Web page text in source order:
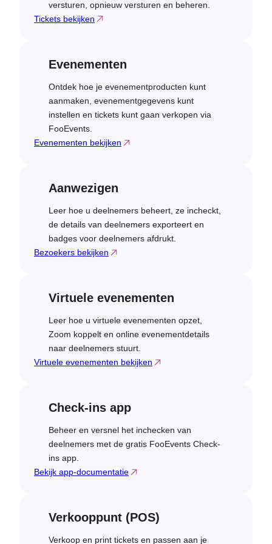
versturen, opnieuw versturen en beheren.
Tickets bekijken
Evenementen
Ontdek hoe je evenementproducten kunt
aanmaken, evenementgegevens kunt
instellen en tickets kunt gaan verkopen via
FooEvents.
Evenementen bekijken
Aanwezigen
Leer hoe u deelnemers beheert, ze incheckt,
de details van deelnemers exporteert en
badges voor deelnemers afdrukt.
Bezoekers bekijken
Virtuele evenementen
Leer hoe u virtuele evenementen opzet,
Zoom koppelt en online evenementdetails
naar deelnemers stuurt.
Virtuele evenementen bekijken
Check-ins app
Beheer en versnel het inchecken van
deelnemers met de gratis FooEvents Check-
ins app.
Bekijk app-documentatie
Verkooppunt (POS)
Verkoop en print tickets en passen aan je